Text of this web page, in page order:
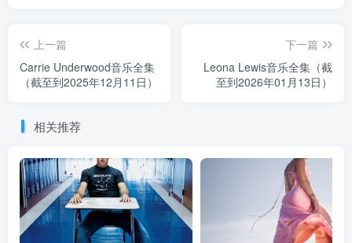
上一篇
Carrie Underwood音乐全集
（截至到2025年12月11日）
下一篇
Leona Lewis音乐全集（截
至到2026年01月13日）
相关推荐